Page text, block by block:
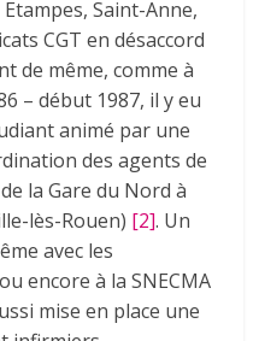
Saint-Anne,
CGT en désaccord
de même, comme à
– début 1987, il y eu
animé par une
des agents de
la Gare du Nord à
lès-Rouen) [2]. Un
avec les
encore à la SNECMA
mise en place une